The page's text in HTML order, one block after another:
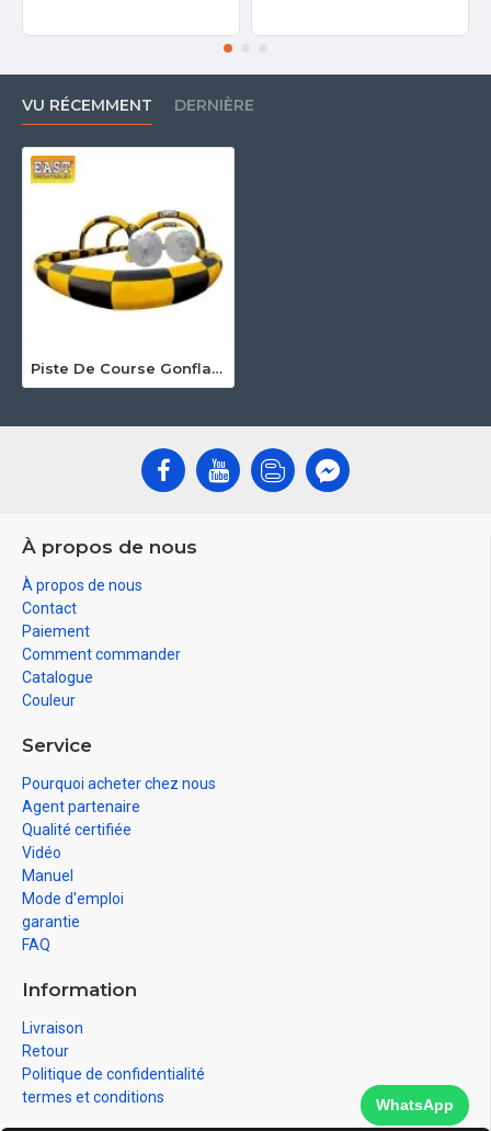
VU RÉCEMMENT DERNIÈRE
Piste De Course Gonflable Hamster Ball
À propos de nous
À propos de nous
Contact
Paiement
Comment commander
Catalogue
Couleur
Service
Pourquoi acheter chez nous
Agent partenaire
Qualité certifiée
Vidéo
Manuel
Mode d'emploi
garantie
FAQ
Information
Livraison
Retour
Politique de confidentialité
termes et conditions
WhatsApp